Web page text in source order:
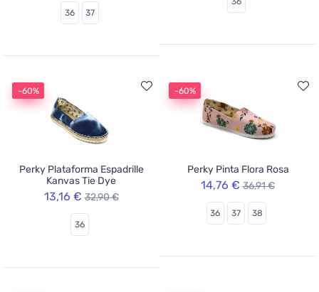
36 37
-60%
Perky Plataforma Espadrille
Kanvas Tie Dye
13,16 € 32,90 €
36
-60%
Perky Pinta Flora Rosa
14,76 € 36,91 €
36 37 38